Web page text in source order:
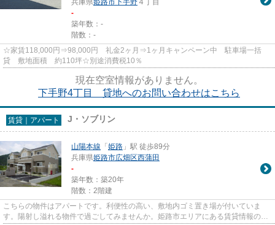
-
築年数：-
階数：-
☆家賃118,000円⇒98,000円 礼金2ヶ月⇒1ヶ月キャンペーン中 駐車場一括
貸 敷地面積 約110坪☆別途消費税10％
現在空室情報がありません。
下手野4丁目 貸地へのお問い合わせはこちら
賃貸｜アパート J・ソブリン
山陽本線 「姫路 」駅 徒歩89分
兵庫県姫路市広畑区西蒲田
-
築年数：築20年
階数：2階建
こちらの物件はアパートです。利便性の高い、敷地内ゴミ置き場が付いていま
す。陽射し溢れる物件で過ごしてみませんか。姫路市エリアにある賃貸情報のこ